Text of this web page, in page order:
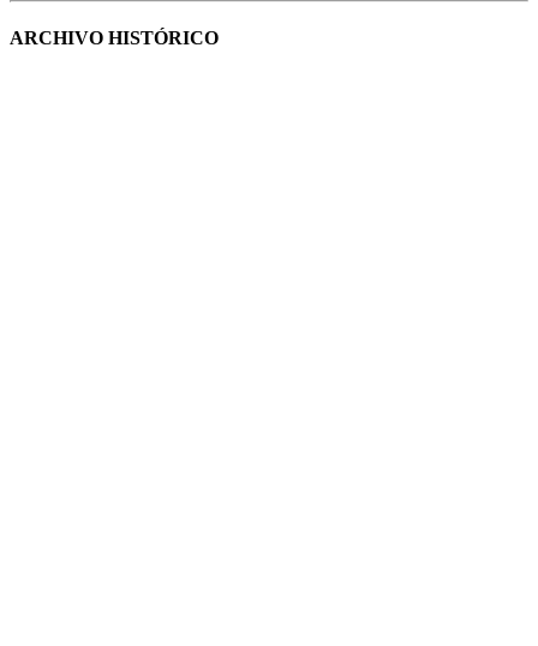
ARCHIVO HISTÓRICO